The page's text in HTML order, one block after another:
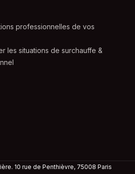
professionnelles de vos
les situations de surchauffe &
10 rue de Penthièvre, 75008 Paris